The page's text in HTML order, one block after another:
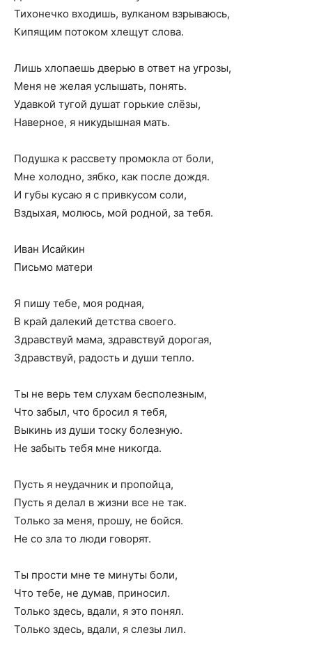
Тихонечко входишь, вулканом взрываюсь,
Кипящим потоком хлещут слова.
Лишь хлопаешь дверью в ответ на угрозы,
Меня не желая услышать, понять.
Удавкой тугой душат горькие слёзы,
Наверное, я никудышная мать.
Подушка к рассвету промокла от боли,
Мне холодно, зябко, как после дождя.
И губы кусаю я с привкусом соли,
Вздыхая, молюсь, мой родной, за тебя.
Иван Исайкин
Письмо матери
Я пишу тебе, моя родная,
В край далекий детства своего.
Здравствуй мама, здравствуй дорогая,
Здравствуй, радость и души тепло.
Ты не верь тем слухам бесполезным,
Что забыл, что бросил я тебя,
Выкинь из души тоску болезную.
Не забыть тебя мне никогда.
Пусть я неудачник и пропойца,
Пусть я делал в жизни все не так.
Только за меня, прошу, не бойся.
Не со зла то люди говорят.
Ты прости мне те минуты боли,
Что тебе, не думав, приносил.
Только здесь, вдали, я это понял.
Только здесь, вдали, я слезы лил.